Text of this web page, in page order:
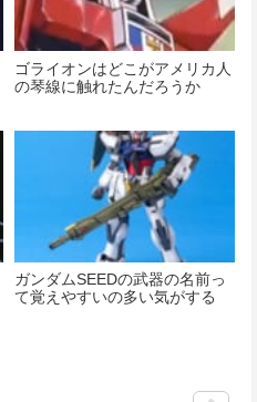
ゴライオンはどこがアメリカ人
の琴線に触れたんだろうか
ガンダムSEEDの武器の名前っ
て覚えやすいの多い気がする